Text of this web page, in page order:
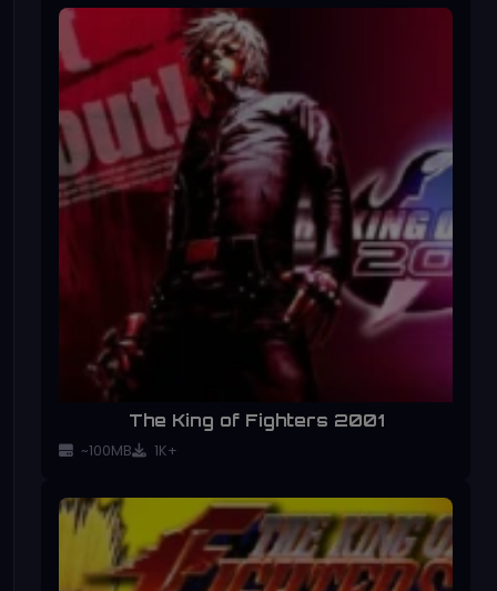
The King of Fighters 2001
~100MB 1K+